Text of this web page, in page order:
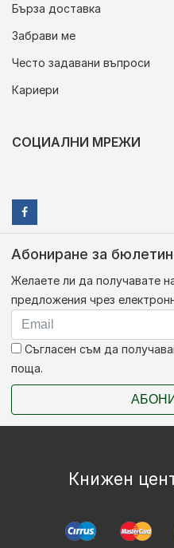
Бърза доставка
Забрави ме
Често задавани въпроси
Кариери
СОЦИАЛНИ МРЕЖИ
Абониране за бюлетин
Желаете ли да получавате
предложения чрез
Съгласен съм да
поща.
Книжен